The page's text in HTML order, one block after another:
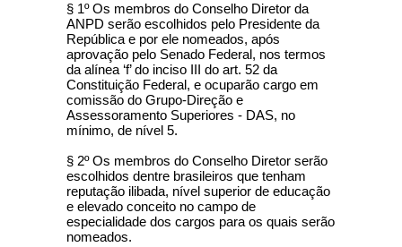
§ 1º Os membros do Conselho Diretor da
ANPD serão escolhidos pelo Presidente da
República e por ele nomeados, após
aprovação pelo Senado Federal, nos termos
da alínea ‘f’ do inciso III do art. 52 da
Constituição Federal, e ocuparão cargo em
comissão do Grupo-Direção e
Assessoramento Superiores - DAS, no
mínimo, de nível 5.
§ 2º Os membros do Conselho Diretor serão
escolhidos dentre brasileiros que tenham
reputação ilibada, nível superior de educação
e elevado conceito no campo de
especialidade dos cargos para os quais serão
nomeados.